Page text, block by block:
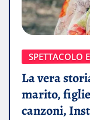
SPETTACOLO
La vera
marito,
canzoni,